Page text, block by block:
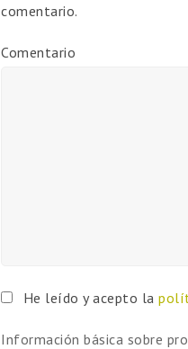
comentario.
Comentario
He leído y acepto la
Información básica sobre